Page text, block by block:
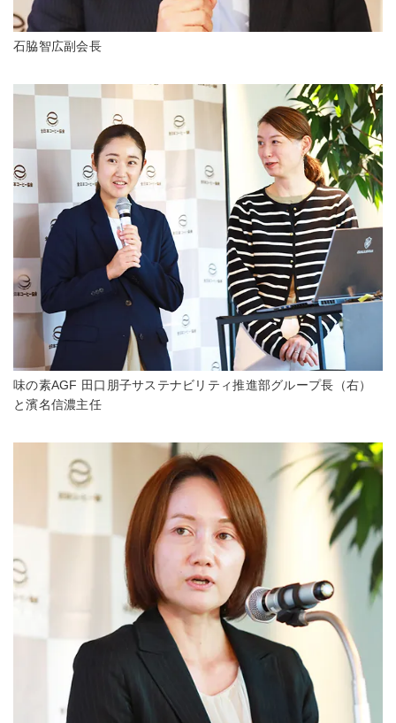
石脇智広副会長
味の素AGF 田口朋子サステナビリティ推進部グループ長（右）
と濱名信濃主任